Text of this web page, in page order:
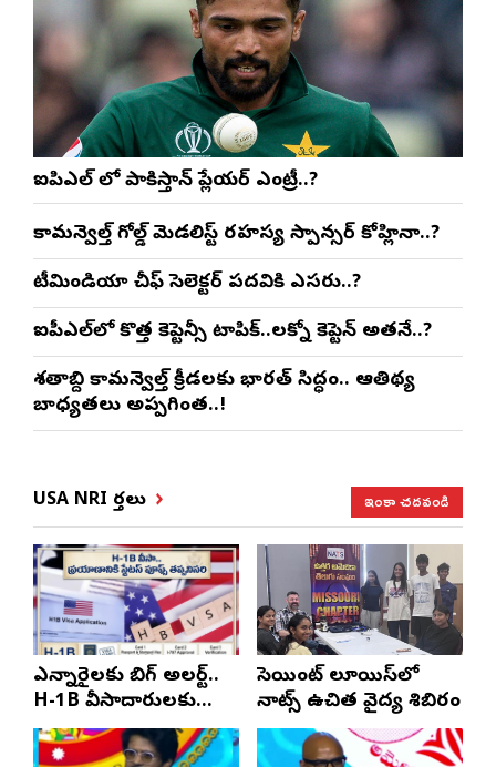
ఐపిఎల్ లో పాకిస్తాన్ ప్లేయర్ ఎంట్రీ..?
కామన్వెల్త్ గోల్డ్ మెడలిస్ట్ రహస్య స్పాన్సర్ కోహ్లినా..?
టీమిండియా చీఫ్ సెలెక్టర్ పదవికి ఎసరు..?
ఐపీఎల్‌లో కొత్త కెప్టెన్సీ టాపిక్..లక్నో కెప్టెన్ అతనే..?
శతాబ్ది కామన్వెల్త్ క్రీడలకు భారత్ సిద్ధం.. ఆతిథ్య
బాధ్యతలు అప్పగింత..!
USA NRI వార్తలు ఇంకా చదవండి
ఎన్నారైలకు బిగ్ అలర్ట్..
H-1B వీసాదారులకు
ప్రయాణ సమయంలో
స్టేటస్ ప్రూఫ్స్ తప్పనిసరి..!
సెయింట్ లూయిస్‌లో
నాట్స్ ఉచిత వైద్య శిబిరం